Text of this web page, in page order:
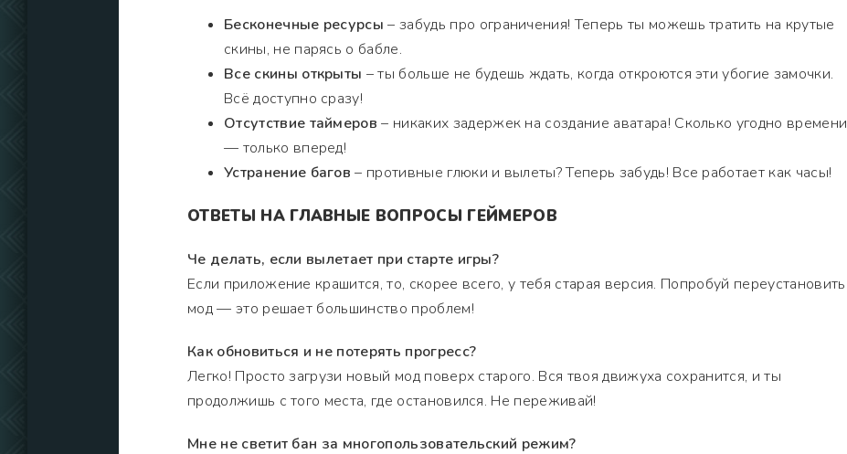
Бесконечные ресурсы – забудь про ограничения! Теперь ты можешь тратить на крутые
скины, не парясь о бабле.
Все скины открыты – ты больше не будешь ждать, когда откроются эти убогие замочки.
Всё доступно сразу!
Отсутствие таймеров – никаких задержек на создание аватара! Сколько угодно времени
— только вперед!
Устранение багов – противные глюки и вылеты? Теперь забудь! Все работает как часы!
ОТВЕТЫ НА ГЛАВНЫЕ ВОПРОСЫ ГЕЙМЕРОВ
Че делать, если вылетает при старте игры?
Если приложение крашится, то, скорее всего, у тебя старая версия. Попробуй переустановить
мод — это решает большинство проблем!
Как обновиться и не потерять прогресс?
Легко! Просто загрузи новый мод поверх старого. Вся твоя движуха сохранится, и ты
продолжишь с того места, где остановился. Не переживай!
Мне не светит бан за многопользовательский режим?